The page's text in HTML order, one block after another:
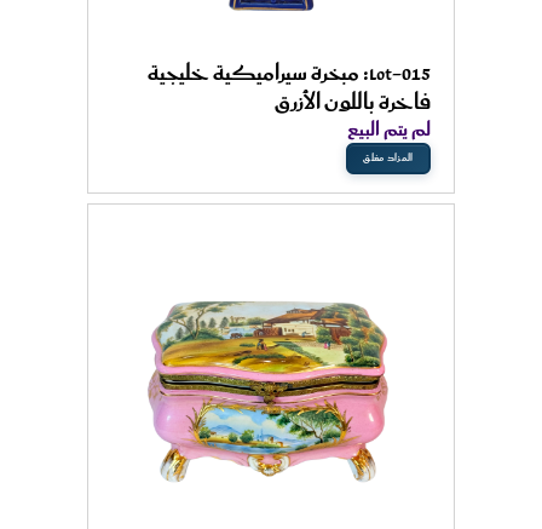
Lot-015: مبخرة سيراميكية خليجية
فاخرة باللون الأزرق
لم يتم البيع
المزاد مغلق